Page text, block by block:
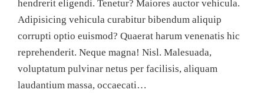
hendrerit eligendi. Tenetur? Maiores auctor vehicula.
Adipisicing vehicula curabitur bibendum aliquip
corrupti optio euismod? Quaerat harum venenatis hic
reprehenderit. Neque magna! Nisl. Malesuada,
voluptatum pulvinar netus per facilisis, aliquam
laudantium massa, occaecati…